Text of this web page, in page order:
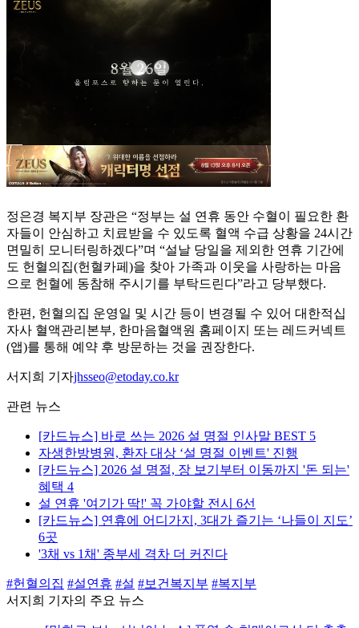
정은경 복지부 장관은 “정부는 설 연휴 동안 수혈이 필요한 환
자들이 안심하고 치료받을 수 있도록 혈액 수급 상황을 24시간
면밀히 모니터링하겠다”며 “설날 당일을 제외한 연휴 기간에
도 헌혈의집(헌혈카페)을 찾아 가족과 이웃을 사랑하는 마음
으로 헌혈에 동참해 주시기를 부탁드린다”라고 당부했다.
한편, 헌혈의집 운영일 및 시간 등이 변경될 수 있어 대한적십
자사 혈액관리본부, 한마음혈액원 홈페이지 또는 레드커넥트
(앱)를 통해 예약 후 방문하는 것을 권장한다.
서지희 기자jhsseo@etoday.co.kr
관련 뉴스
[카드뉴스] 바로 쓰는 2026 설 명절 인사말 BEST 5
자생한방병원, 환자 대상 ‘설 명절 이벤트' 진행
[카드뉴스] 2026 설 명절, 장 보기부터 이동까지 '돈 되는'
혜택 4
설 연휴 '여기가 딱!' 꼭 가야할 전시 6선
[카드뉴스] 연휴에 어디가지, 3대가 즐기는 ‘나들이 지도’
6곳
'3채 vs 1채' 종부세 격차 더 커진다
#헌혈의집 #설연휴 #설 #보건복지부 #복지부
서지희 기자의 주요 뉴스